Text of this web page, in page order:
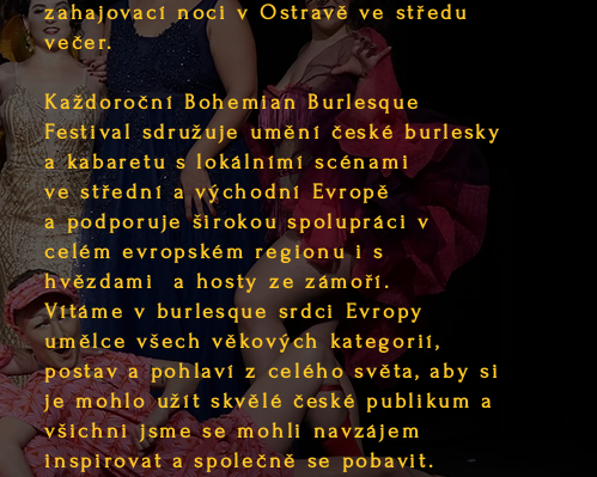
zahajovací noci v Ostravě ve středu
večer.
Každoroční Bohemian Burlesque
Festival sdružuje umění české burlesky
a kabaretu s lokálnímí scénami
ve střední a východní Evropě
a podporuje širokou spolupráci v
celém evropském regionu i s
hvězdami a hosty ze zámoří.
Vítáme v burlesque srdci Evropy
umělce všech věkových kategorií,
postav a pohlaví z celého světa, aby si
je mohlo užít skvělé české publikum a
všichni jsme se mohli navzájem
inspirovat a společně se pobavit.